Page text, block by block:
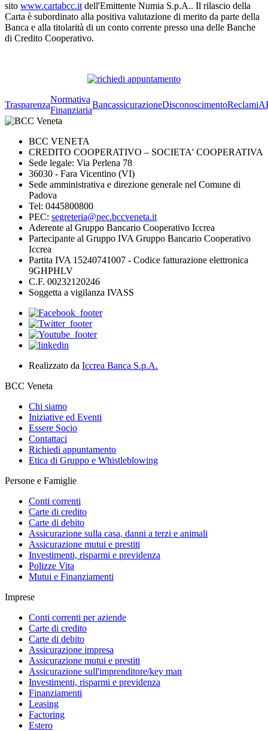
sito www.cartabcc.it dell'Emittente Numia S.p.A.. Il rilascio della
Carta è subordinato alla positiva valutazione di merito da parte della
Banca e alla titolarità di un conto corrente presso una delle Banche
di Credito Cooperativo.
Trasparenza
Normativa
Finanziaria
BancassicurazioneDisconoscimentoReclami
BCC VENETA
CREDITO COOPERATIVO – SOCIETA' COOPERATIVA
Sede legale: Via Perlena 78
36030 - Fara Vicentino (VI)
Sede amministrativa e direzione generale nel Comune di
Padova
Tel: 0445800800
PEC: segreteria@pec.bccveneta.it
Aderente al Gruppo Bancario Cooperativo Iccrea
Partecipante al Gruppo IVA Gruppo Bancario Cooperativo
Iccrea
Partita IVA 15240741007 - Codice fatturazione elettronica
9GHPHLV
C.F. 00232120246
Soggetta a vigilanza IVASS
Realizzato da Iccrea Banca S.p.A.
BCC Veneta
Chi siamo
Iniziative ed Eventi
Essere Socio
Contattaci
Richiedi appuntamento
Etica di Gruppo e Whistleblowing
Persone e Famiglie
Conti correnti
Carte di credito
Carte di debito
Assicurazione sulla casa, danni a terzi e animali
Assicurazione mutui e prestiti
Investimenti, risparmi e previdenza
Polizze Vita
Mutui e Finanziamenti
Imprese
Conti correnti per aziende
Carte di credito
Carte di debito
Assicurazione impresa
Assicurazione mutui e prestiti
Assicurazione sull'imprenditore/key man
Investimenti, risparmi e previdenza
Finanziamenti
Leasing
Factoring
Estero